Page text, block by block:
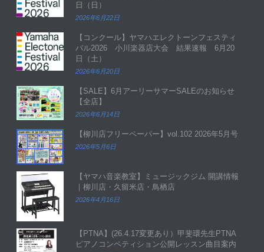
日（日）
2026年6月22日
【コンクール】ヤマハエレクトーンフェスティ
バル2026 小川楽器店大会 結果速報 6月20
日（土）
2026年6月20日
【SALE】6月アーリーサマーSALEのお知らせ
【全店】
2026年6月14日
【柳川店フリーペーパー】vol.102 2026年5月号
2026年5月6日
【ヤマハ音楽教室】ミュージックジム 開講情報
｜柳川店・久留米店・鳥栖店
2026年4月16日
【PTNA】(26.4.17変更あり）甲斐環先生PTNA
ピアノコンペティション公開レッスン曲目案内